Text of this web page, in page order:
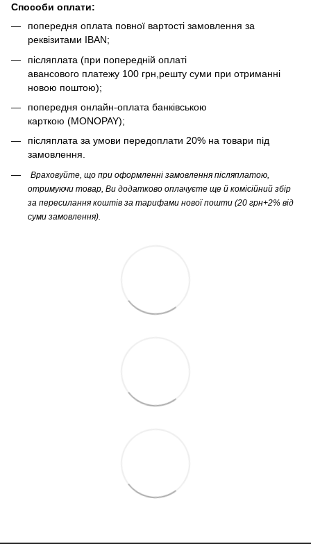
Способи оплати:
попередня оплата повної вартості замовлення за
реквізитами IBAN;
післяплата (при попередній оплаті
авансового платежу 100 грн,решту суми при отриманні
новою поштою);
попередня онлайн-оплата банківською
карткою (MONOPAY);
післяплата за умови передоплати 20% на товари під
замовлення.
Враховуйте, що при оформленні замовлення післяплатою,
отримуючи товар, Ви додатково оплачуєте ще й комісійний збір
за пересилання коштів за тарифами нової пошти (20 грн+2% від
суми замовлення).